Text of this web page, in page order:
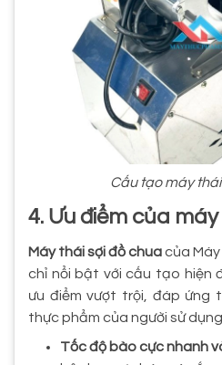
Cấu tạo máy
4. Ưu điểm của
Máy thái sợi đồ chuacủa
chỉ nổi bật với cấu tạo hiện
ưu điểm vượt trội, đáp ứng
thực phẩm của người sử
Tốc độ bào cực nhanh